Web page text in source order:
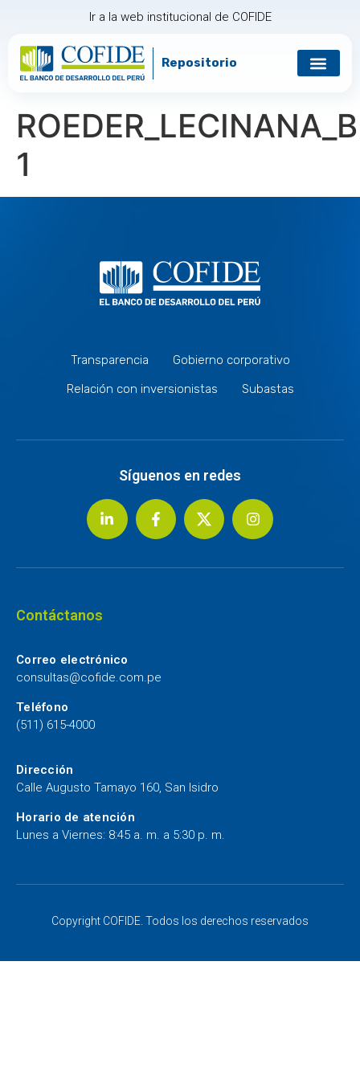
Ir a la web institucional de COFIDE
Repositorio
1
Transparencia
Gobierno corporativo
Relación con inversionistas
Subastas
Síguenos en redes
Contáctanos
Correo electrónico
consultas@cofide.com.pe
Teléfono
(511) 615-4000
Dirección
Calle Augusto Tamayo 160, San Isidro
Horario de atención
Lunes a Viernes: 8:45 a. m. a 5:30 p. m.
Copyright COFIDE. Todos los derechos reservados